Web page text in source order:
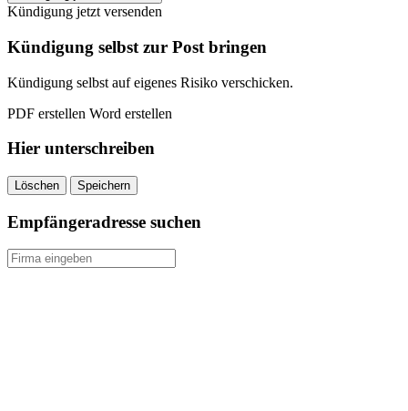
Coburg
Riester
Rente
kündigen
Kündigung jetzt versenden
Kündigung selbst zur Post bringen
Kündigung selbst auf eigenes Risiko verschicken.
PDF erstellen Word erstellen
Hier unterschreiben
Löschen Speichern
Empfängeradresse suchen